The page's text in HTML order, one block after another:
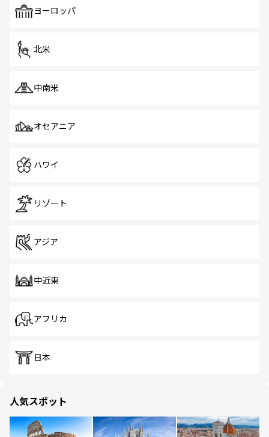
で、ホーカーズは地元の風情を楽しめる外せないスポット
ヨーロッパ
北米
中南米
オセアニア
ハワイ
リゾート
アジア
中近東
アフリカ
日本
人気スポット